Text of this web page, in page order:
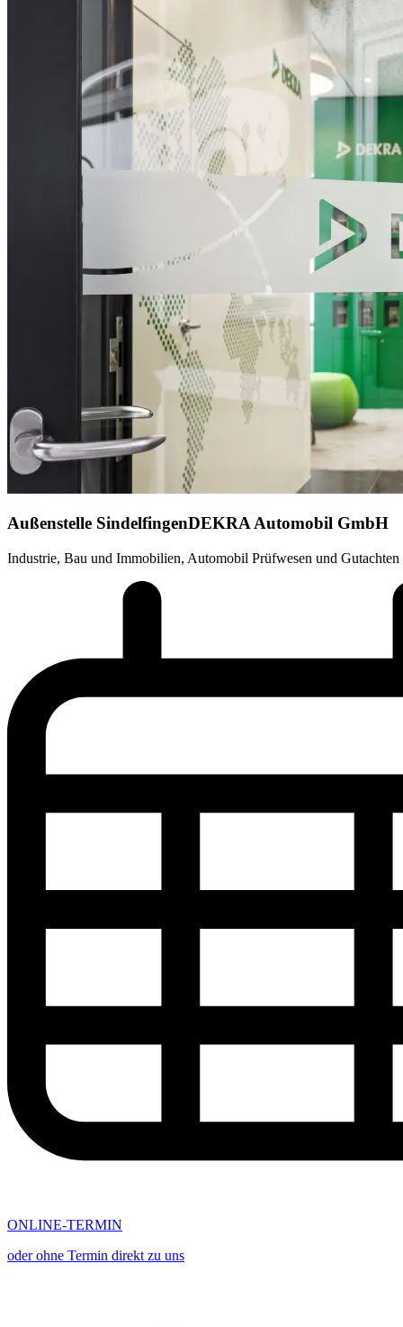
Außenstelle SindelfingenDEKRA Automobil GmbH
Industrie, Bau und Immobilien, Automobil Prüfwesen und Gutachten
ONLINE-TERMIN
oder ohne Termin direkt zu uns